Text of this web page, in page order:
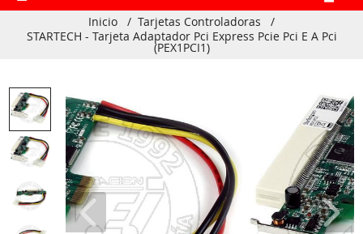
Inicio / Tarjetas Controladoras
/
STARTECH - Tarjeta Adaptador Pci Express Pcie Pci E A Pci
(PEX1PCI1)